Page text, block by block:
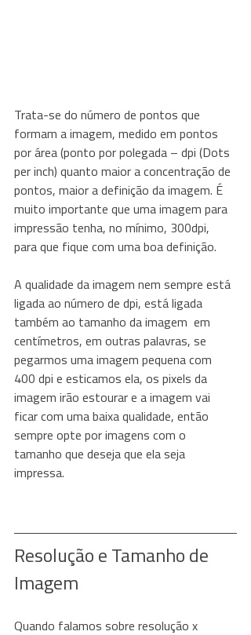
Trata-se do número de pontos que
formam a imagem, medido em pontos
por área (ponto por polegada – dpi (Dots
per inch) quanto maior a concentração de
pontos, maior a definição da imagem. É
muito importante que uma imagem para
impressão tenha, no mínimo, 300dpi,
para que fique com uma boa definição.
A qualidade da imagem nem sempre está
ligada ao número de dpi, está ligada
também ao tamanho da imagem  em
centímetros, em outras palavras, se
pegarmos uma imagem pequena com
400 dpi e esticamos ela, os pixels da
imagem irão estourar e a imagem vai
ficar com uma baixa qualidade, então
sempre opte por imagens com o
tamanho que deseja que ela seja
impressa.
Resolução e Tamanho de
Imagem
Quando falamos sobre resolução x